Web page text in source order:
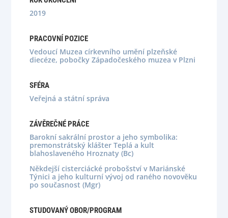
2019
PRACOVNÍ POZICE
Vedoucí Muzea církevního umění plzeňské
diecéze, pobočky Západočeského muzea v Plzni
SFÉRA
Veřejná a státní správa
ZÁVĚREČNÉ PRÁCE
Barokní sakrální prostor a jeho symbolika:
premonstrátský klášter Teplá a kult
blahoslaveného Hroznaty (Bc)
Někdejší cisterciácké probošství v Mariánské
Týnici a jeho kulturní vývoj od raného novověku
po současnost (Mgr)
STUDOVANÝ OBOR/PROGRAM